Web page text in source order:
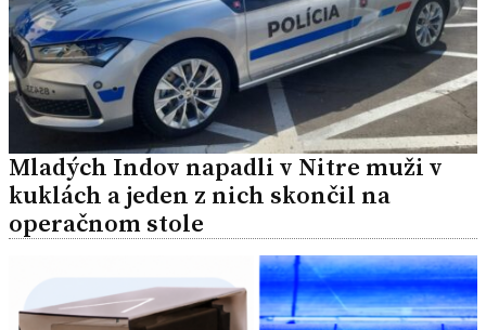
Mladých Indov napadli v Nitre muži v
kuklách a jeden z nich skončil na
operačnom stole